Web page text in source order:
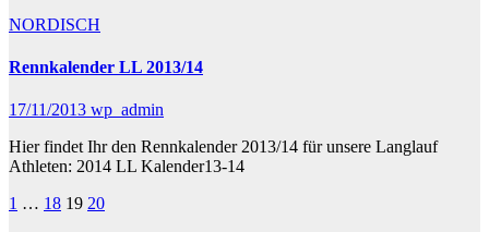
NORDISCH
Rennkalender LL 2013/14
17/11/2013 wp_admin
Hier findet Ihr den Rennkalender 2013/14 für unsere Langlauf
Athleten: 2014 LL Kalender13-14
Seitennummerierung
1 … 18 19 20